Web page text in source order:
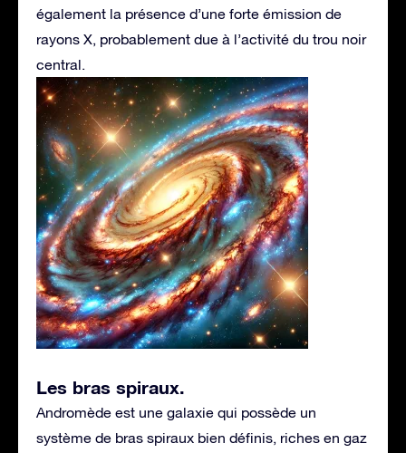
également la présence d’une forte émission de
rayons X, probablement due à l’activité du trou noir
central.
Les bras spiraux.
Andromède est une galaxie qui possède un
système de bras spiraux bien définis, riches en gaz